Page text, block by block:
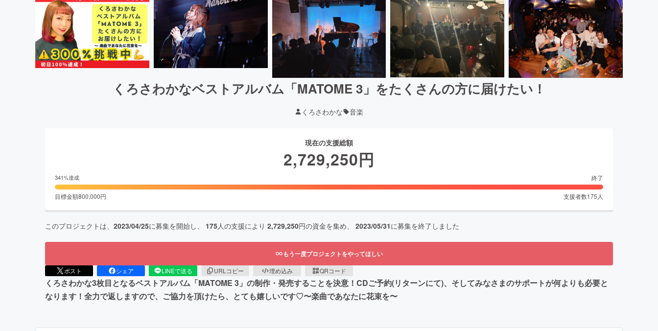
くろさわかなベストアルバム「MATOME 3」をたくさんの方に届けたい！
くろさわかな 音楽
現在の支援総額
2,729,250円
341%達成 終了
目標金額800,000円 支援者数175 人
このプロジェクトは、 2023/04/25に募集を開始し、 175人の支援により 2,729,250円の資金を集め、 2023/05/31に募集を終了しました
もう一度プロジェクトをやってほしい
ポスト シェア LINEで送る URLコピー 埋め込み QRコード
くろさわかな3枚目となるベストアルバム「MATOME 3」の制作・発売することを決意！CDご予約(リターンにて)、そしてみなさまのサポートが何よりも必要と
なります！全力で返しますので、ご協力を頂けたら、とても嬉しいです♡〜楽曲であなたに花束を〜